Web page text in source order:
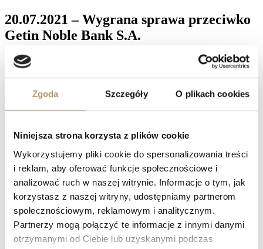
Zgoda Szczegóły O plikach cookies
Niniejsza strona korzysta z plików cookie
Wykorzystujemy pliki cookie do spersonalizowania treści
i reklam, aby oferować funkcje społecznościowe i
analizować ruch w naszej witrynie. Informacje o tym, jak
korzystasz z naszej witryny, udostępniamy partnerom
społecznościowym, reklamowym i analitycznym.
Partnerzy mogą połączyć te informacje z innymi danymi
otrzymanymi od Ciebie lub uzyskanymi podczas
20.07.2021 – Wygrana sprawa przeciwko
Getin Noble Bank S.A.
Sąd Apelacyjny w Gdańsku ( referent SSA Zbigniew Merchel )
sygn. akt: I ACa 822/20 wyrokiem na posiedzeniu niejawnym w
dniu 20.07.2021 r. oddalił apelację Getin Noble Bank S.A. od
wyroku Sądu Okręgowego w Gdańsku z dnia 19.08.2020 roku
sygn. akt: I C 142/18 ,
który uznał umowę kredytową
indeksowaną do waluty CHF zawartą z Getin Bank S.A. za
Wyrok jest prawomocny.
Facebook
Twitter
LinkedIn
Prev15.07.2021 r. – wygrana sprawa przeciwko Raiffeisen Bank
International AG – umowa kredytu nieważna w całości
23.07.2021 – Wygrana sprawa przeciwko mBank S.A.Następny
Naprawdę warto zawalczyć o swoje prawa, zwłaszcza, jeśli spłata